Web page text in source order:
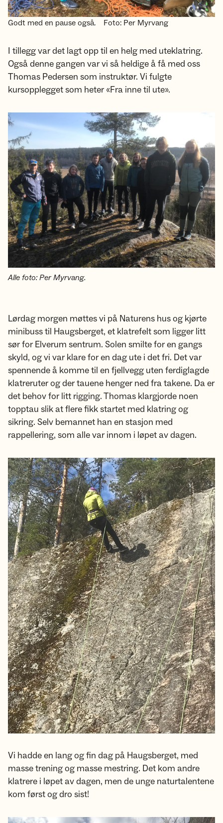
Godt med en pause også. Foto: Per Myrvang
I tillegg var det lagt opp til en helg med uteklatring.
Også denne gangen var vi så heldige å få med oss
Thomas Pedersen som instruktør. Vi fulgte
kursopplegget som heter «Fra inne til ute».
Alle foto: Per Myrvang.
Lørdag morgen møttes vi på Naturens hus og kjørte
minibuss til Haugsberget, et klatrefelt som ligger litt
sør for Elverum sentrum. Solen smilte for en gangs
skyld, og vi var klare for en dag ute i det fri. Det var
spennende å komme til en fjellvegg uten ferdiglagde
klatreruter og der tauene henger ned fra takene. Da er
det behov for litt rigging. Thomas klargjorde noen
topptau slik at flere fikk startet med klatring og
sikring. Selv bemannet han en stasjon med
rappellering, som alle var innom i løpet av dagen.
Vi hadde en lang og fin dag på Haugsberget, med
masse trening og masse mestring. Det kom andre
klatrere i løpet av dagen, men de unge naturtalentene
kom først og dro sist!